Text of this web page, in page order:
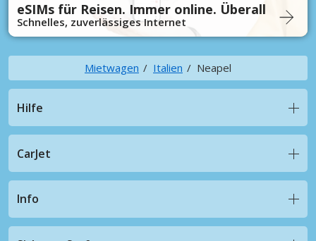
eSIMs für Reisen. Immer online. Überall
Schnelles, zuverlässiges Internet
Mietwagen Italien Neapel
Hilfe
CarJet
Info